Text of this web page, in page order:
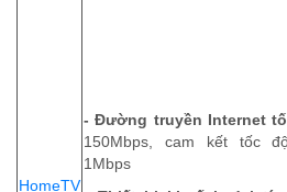
HomeTV
- Đường truyền Internet
150Mbps, cam kết tốc
1Mbps